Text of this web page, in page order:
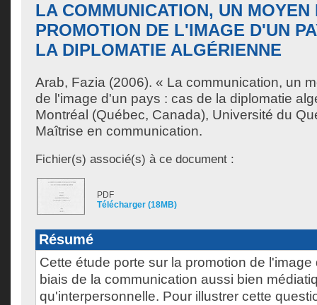
LA COMMUNICATION, UN MOYEN
PROMOTION DE L'IMAGE D'UN
LA DIPLOMATIE ALGÉRIENNE
Arab, Fazia (2006). « La communication, un
de l'image d'un pays : cas de la diplomatie
Montréal (Québec, Canada), Université du
Maîtrise en communication.
Fichier(s) associé(s) à ce document :
PDF
Télécharger (18MB)
Résumé
Cette étude porte sur la promotion de l'image
biais de la communication aussi bien
qu'interpersonnelle. Pour illustrer cette